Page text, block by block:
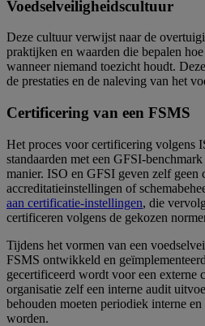
Voedselveiligheidscultuur
Deze cultuur verwijst naar de
praktijken en waarden die bepalen
wanneer niemand toezicht houdt.
de prestaties en de naleving van het
Certificering van een FSMS
Het proces voor certificering volgens
standaarden met een GFSI-
manier. ISO en GFSI geven zelf geen
accreditatieinstellingen of
aan certificatie-instellingen, die
certificeren volgens de gekozen
Tijdens het vormen van een
FSMS ontwikkeld en
gecertificeerd wordt voor een externe
organisatie zelf een interne audit
behouden moeten periodiek interne
worden.